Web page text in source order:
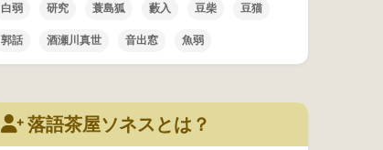
白弱 研究 蓑島狐 藪入 豆柴 豆猫
郭話 酒瀬川真世 音出窓 魚弱
落語茶屋ソネスとは？